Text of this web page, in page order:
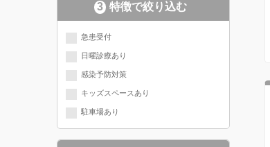
3 特徴で絞り込む
急患受付
日曜診療あり
感染予防対策
キッズスペースあり
駐車場あり